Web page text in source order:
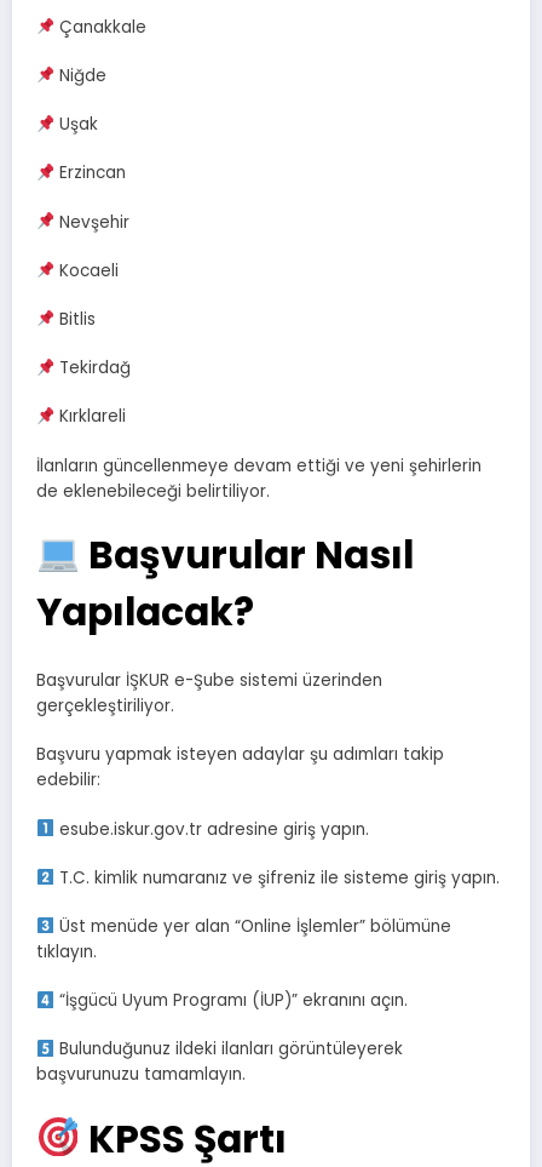
Çanakkale
Niğde
Uşak
Erzincan
Nevşehir
Kocaeli
Bitlis
Tekirdağ
Kırklareli
İlanların güncellenmeye devam ettiği ve yeni şehirlerin
de eklenebileceği belirtiliyor.
Başvurular Nasıl
Yapılacak?
Başvurular İŞKUR e-Şube sistemi üzerinden
gerçekleştiriliyor.
Başvuru yapmak isteyen adaylar şu adımları takip
edebilir:
esube.iskur.gov.tr adresine giriş yapın.
T.C. kimlik numaranız ve şifreniz ile sisteme giriş yapın.
Üst menüde yer alan “Online İşlemler” bölümüne
tıklayın.
“İşgücü Uyum Programı (İUP)” ekranını açın.
Bulunduğunuz ildeki ilanları görüntüleyerek
başvurunuzu tamamlayın.
KPSS Şartı